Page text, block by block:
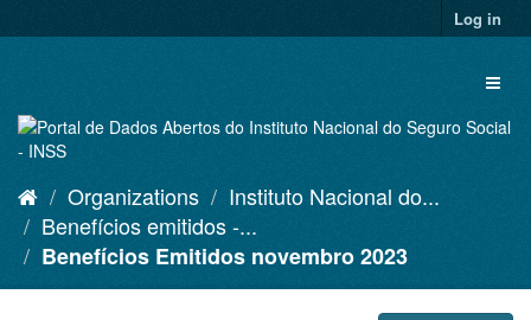
to
Log in
Organizations
Instituto Nacional do...
Benefícios emitidos -...
Benefícios Emitidos novembro 2023